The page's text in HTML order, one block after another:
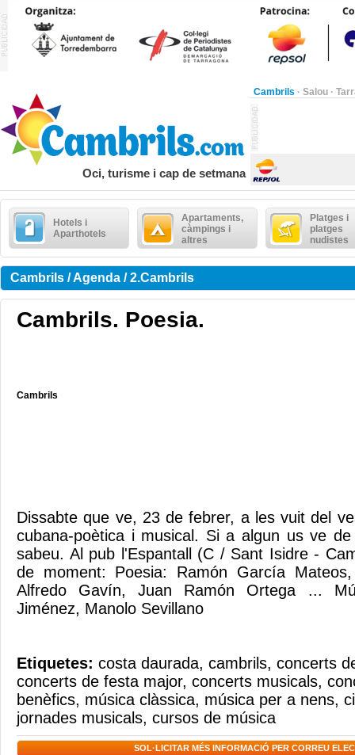
Cambrils · Salou ·
Oci, turisme i cap de setmana
Hotels i
Aparthotels
Apartaments,
càmpings i
altres
Platges i
platges
nudistes
Cambrils / Agenda / 2.Cambrils
Cambrils. Poesia.
Cambrils
Dissabte que ve, 23 de febrer, a les vuit del
cubana-poètica i musical. Si a algun us ve
sabeu. Al pub l'Espantall (C / Sant Isidre -
de moment: Poesia: Ramón García
Alfredo Gavín, Juan Ramón Ortega ...
Jiménez, Manolo Sevillano
Etiquetes: costa daurada, cambrils, concerts
concerts de festa major, concerts musicals,
benèfics, música clàssica, música per a nens,
jornades musicals, cursos de música
SOL·LICITAR MÉS INFORMACIÓ PER CORREU